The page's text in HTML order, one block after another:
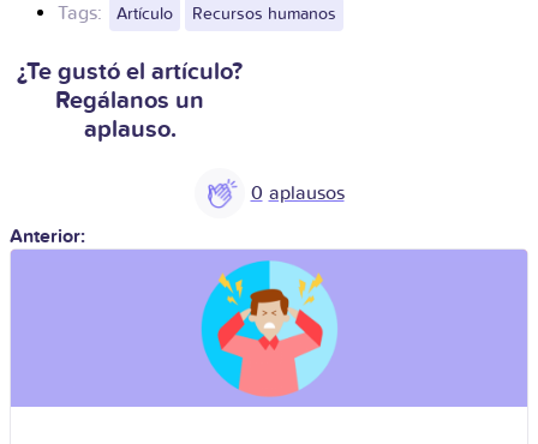
Tags: Artículo Recursos humanos
¿Te gustó el artículo?
Regálanos un
aplauso.
0
Anterior: